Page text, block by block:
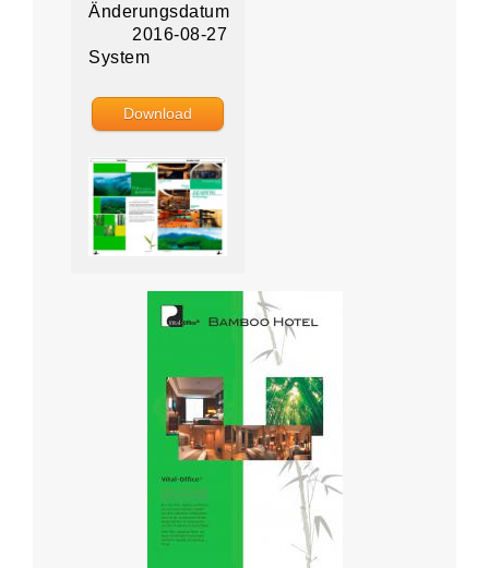
Änderungsdatum
2016-08-27
System
Download